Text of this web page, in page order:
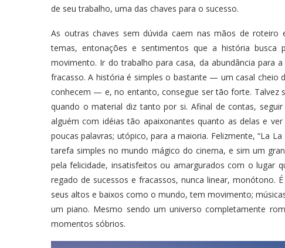
de seu trabalho, uma das chaves para o sucesso.
As outras chaves sem dúvida caem nas mãos de roteiro
temas, entonações e sentimentos que a história
movimento. Ir do trabalho para casa, da abundância para
fracasso. A história é simples o bastante — um casal cheio
conhecem — e, no entanto, consegue ser tão forte. Talvez
quando o material diz tanto por si. Afinal de contas,
alguém com idéias tão apaixonantes quanto as delas e
poucas palavras; utópico, para a maioria. Felizmente, “La
tarefa simples no mundo mágico do cinema, e sim um
pela felicidade, insatisfeitos ou amargurados com o lugar
regado de sucessos e fracassos, nunca linear, monótono.
seus altos e baixos como o mundo, tem movimento;
um piano. Mesmo sendo um universo completamente
momentos sóbrios.